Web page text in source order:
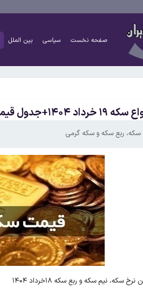
صفحه نخست سیاسی بین الملل
و ۴۸۰هزار تومان شد
سکه، ربع سکه و سکه گرمی
سکه، نیم سکه و ربع سکه ۱۸خرداد ۱۴۰۴